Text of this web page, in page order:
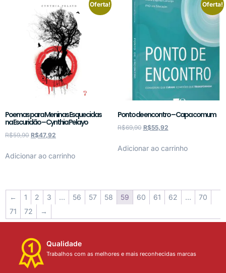
Oferta!
Poemas para Meninas Esquecidas
na Escuridão – Cynthia Pelayo
R$59,90 R$47,92
Adicionar ao carrinho
Oferta!
Ponto de encontro – Capa comum
R$69,90 R$55,92
Adicionar ao carrinho
← 1 2 3 … 56 57 58 59 60 61 62 …
70
71
72 →
Qualidade
Trabalhos com as melhores e mais reconhecidas marcas